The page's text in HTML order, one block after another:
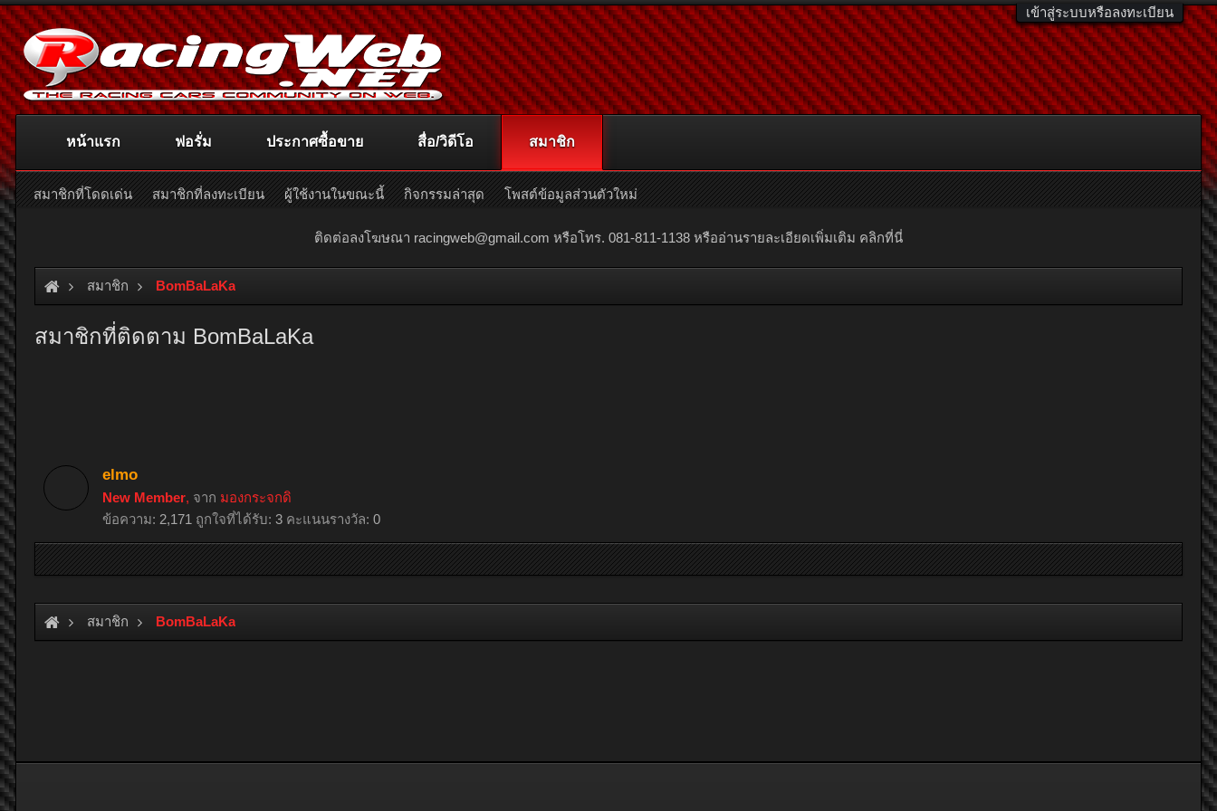
เข้าสู่ระบบหรือลงทะเบียน
ติดต่อลงโฆษณา racingweb@gmail.com หรือโทร. 081-811-1138 หรืออ่านรายละเอียดเพิ่มเติม คลิกที่นี่
สมาชิก BomBaLaKa
สมาชิกที่ติดตาม BomBaLaKa
elmo
New Member, จาก มองกระจกดิ
ข้อความ: 2,171 ถูกใจที่ได้รับ: 3 คะแนนรางวัล: 0
สมาชิก BomBaLaKa
หน้าแรก ฟอรั่ม ประกาศซื้อขาย สื่อ/วิดีโอ สมาชิก
สมาชิกที่โดดเด่น สมาชิกที่ลงทะเบียน ผู้ใช้งานในขณะนี้ กิจกรรมล่าสุด โพสต์ข้อมูลส่วนตัวใหม่